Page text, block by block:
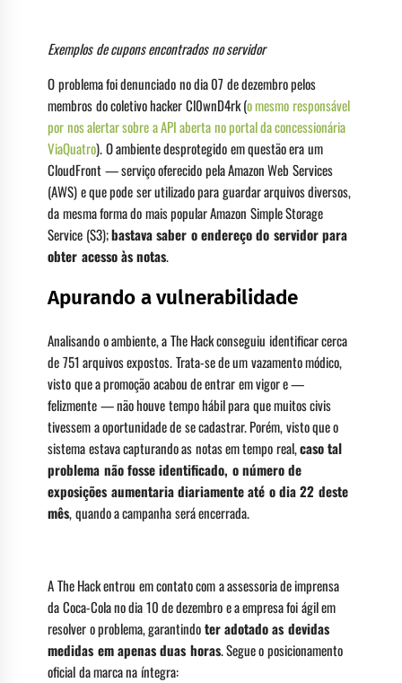
Exemplos de cupons encontrados no servidor
O problema foi denunciado no dia 07 de dezembro pelos
membros do coletivo hacker Cl0wnD4rk (o mesmo responsável
por nos alertar sobre a API aberta no portal da concessionária
ViaQuatro). O ambiente desprotegido em questão era um
CloudFront — serviço oferecido pela Amazon Web Services
(AWS) e que pode ser utilizado para guardar arquivos diversos,
da mesma forma do mais popular Amazon Simple Storage
Service (S3);bastava saber o endereço do servidor para
obter acesso às notas.
Apurando a vulnerabilidade
Analisando o ambiente, a The Hack conseguiu identificar cerca
de 751 arquivos expostos. Trata-se de um vazamento módico,
visto que a promoção acabou de entrar em vigor e —
felizmente — não houve tempo hábil para que muitos civis
tivessem a oportunidade de se cadastrar. Porém, visto que o
sistema estava capturando as notas em tempo real,caso tal
problema não fosse identificado, o número de
exposições aumentaria diariamente até o dia 22 deste
mês, quando a campanha será encerrada.
A The Hack entrou em contato com a assessoria de imprensa
da Coca-Cola no dia 10 de dezembro e a empresa foi ágil em
resolver o problema, garantindoter adotado as devidas
medidas em apenas duas horas. Segue o posicionamento
oficial da marca na íntegra: